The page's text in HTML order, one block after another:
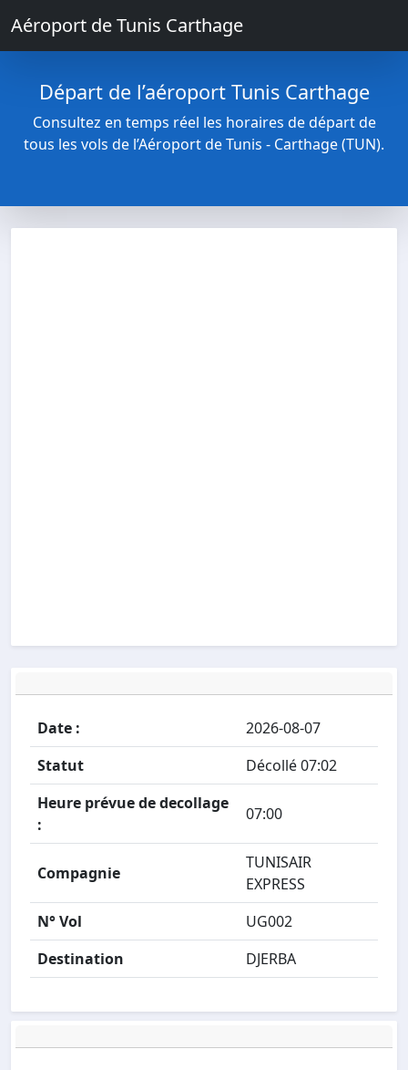
Aéroport de Tunis Carthage
Départ de l’aéroport Tunis Carthage
Consultez en temps réel les horaires de départ de
tous les vols de l’Aéroport de Tunis - Carthage (TUN).
Date :
2026-08-07
Statut
Décollé 07:02
Heure prévue de decollage
:
07:00
Compagnie
TUNISAIR
EXPRESS
N° Vol
UG002
Destination
DJERBA